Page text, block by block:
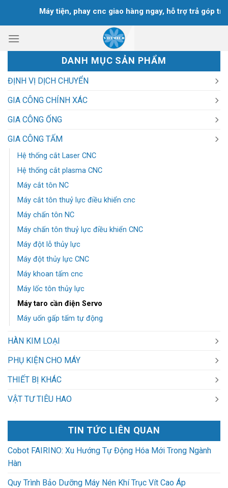
dung
Máy tiện, phay cnc giao hàng ngay, hỗ trợ trả góp trong
DANH MỤC SẢN PHẨM
ĐỊNH VỊ DỊCH CHUYỂN
GIA CÔNG CHÍNH XÁC
GIA CÔNG ỐNG
GIA CÔNG TẤM
Hệ thống cắt Laser CNC
Hệ thống cắt plasma CNC
Máy cắt tôn NC
Máy cắt tôn thuỷ lực điều khiển cnc
Máy chấn tôn NC
Máy chấn tôn thuỷ lực điều khiển CNC
Máy đột lỗ thủy lực
Máy đột thủy lực CNC
Máy khoan tấm cnc
Máy lốc tôn thủy lực
Máy taro cần điện Servo
Máy uốn gấp tấm tự động
HÀN KIM LOẠI
PHỤ KIỆN CHO MÁY
THIẾT BỊ KHÁC
VẬT TƯ TIÊU HAO
TIN TỨC LIÊN QUAN
Cobot FAIRINO: Xu Hướng Tự Động Hóa Mới Trong Ngành
Hàn
Quy Trình Bảo Dưỡng Máy Nén Khí Trục Vít Cao Áp